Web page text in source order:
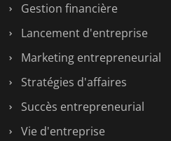
Gestion financière
Lancement d'entreprise
Marketing entrepreneurial
Stratégies d'affaires
Succès entrepreneurial
Vie d'entreprise